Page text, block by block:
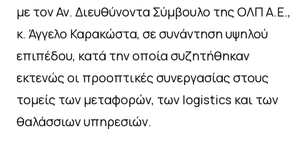
με τον Αν. Διευθύνοντα Σύμβουλο της ΟΛΠ Α.Ε.,
κ. Άγγελο Καρακώστα, σε συνάντηση υψηλού
επιπέδου, κατά την οποία συζητήθηκαν
εκτενώς οι προοπτικές συνεργασίας στους
τομείς των μεταφορών, των logistics και των
θαλάσσιων υπηρεσιών.